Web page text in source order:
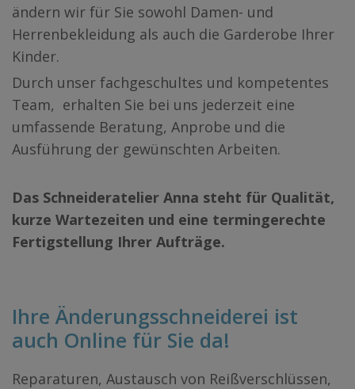
ändern wir für Sie sowohl Damen- und
Herrenbekleidung als auch die Garderobe Ihrer
Kinder.
Durch unser fachgeschultes und kompetentes
Team, erhalten Sie bei uns jederzeit eine
umfassende Beratung, Anprobe und die
Ausführung der gewünschten Arbeiten.
Das Schneideratelier Anna steht für Qualität,
kurze Wartezeiten und eine termingerechte
Fertigstellung Ihrer Aufträge.
Ihre Änderungsschneiderei ist
auch Online für Sie da!
Reparaturen, Austausch von Reißverschlüssen,